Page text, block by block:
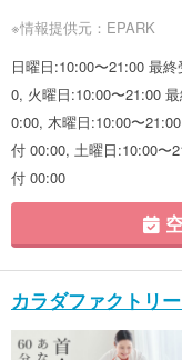
※情報提供元：EPARK
日曜日:10:00〜21:00 最
0, 火曜日:10:00〜21:00
0:00, 木曜日:10:00〜
付 00:00, 土曜日:10:00〜
付 00:00
カラダファクトリ